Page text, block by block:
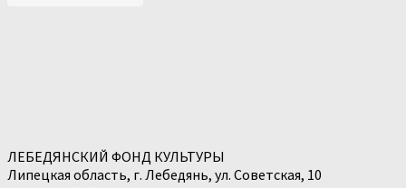
ЛЕБЕДЯНСКИЙ ФОНД КУЛЬТУРЫ
Липецкая область, г. Лебедянь, ул. Советская, 10